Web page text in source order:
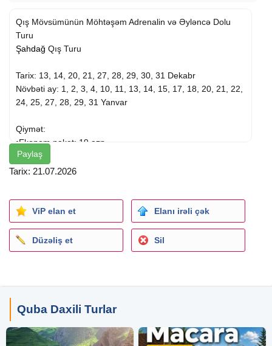
Qış Mövsümünün Möhtəşəm Adrenalin və Əyləncə Dolu
Turu
Şahdağ Qış Turu
Tarix: 13, 14, 20, 21, 27, 28, 29, 30, 31 Dekabr
Növbəti ay: 1, 2, 3, 4, 10, 11, 13, 14, 15, 17, 18, 20, 21, 22,
24, 25, 27, 28, 29, 31 Yanvar
Qiymət:
•Ekonom paket: 19 azn
•Standart paket: 24 azn
•Full paket: 33 azn
•Rahat nəqliyyat
•Tur bələdçisi
•Turizm kompleksinə giriş
•Səhər yeməyi (standart paketə daxildir)
•Yol boyu maraqlı oyunlar və turun aktiv iştirakçısına
hədiyyə
Toplanış saatı: 06:30(Gənclik m/s)
Paylaş
Tarix: 21.07.2026
ViP elan et Elanı irəli çək
Düzəliş et Sil
Quba Daxili Turlar